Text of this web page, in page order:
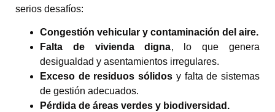
serios desafíos:
Congestión vehicular y contaminación del aire.
Falta de vivienda digna, lo que genera
desigualdad y asentamientos irregulares.
Exceso de residuos sólidos y falta de sistemas
de gestión adecuados.
Pérdida de áreas verdes y biodiversidad.